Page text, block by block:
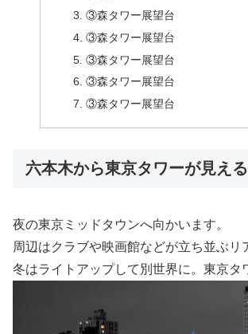
③森タワー展望台
③森タワー展望台
③森タワー展望台
③森タワー展望台
③森タワー展望台
六本木から東京タワーが見え
夜の東京ミッドタウンへ向かいます。
周辺はクラブや映画館などが立ち並ぶリ
冬はライトアップして別世界に。東京タ